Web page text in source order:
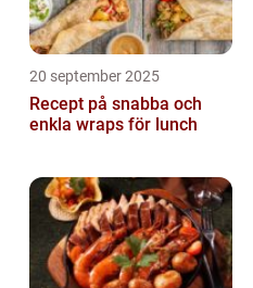
20 september 2025
Recept på snabba och
enkla wraps för lunch